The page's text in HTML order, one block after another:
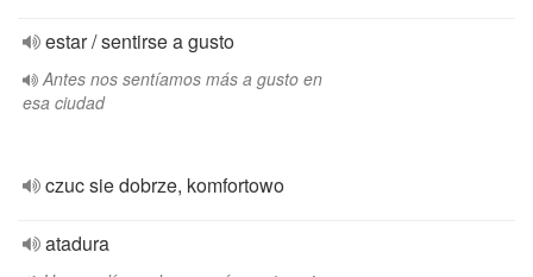
estar / sentirse a gusto
Antes nos sentíamos más a gusto en
esa ciudad
czuc sie dobrze, komfortowo
atadura